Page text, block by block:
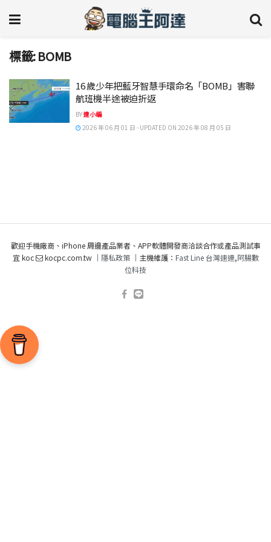
標籤:BOMB
16 歲少年把藍牙智慧手環命名「BOMB」害聯
航班機半途被迫折返
BY達小編
2026 年 06 月 01 日 - UPDATED ON 2026 年 08 月 05 日
歡迎手機廠商、iPhone 周邊產品業者、APP軟體開發商洽談合作或產品測試事
宜 koc
kocpc.com.tw ｜ 隱私政策｜主機維護： Fast Line 台灣速連,阿腸數
位科技